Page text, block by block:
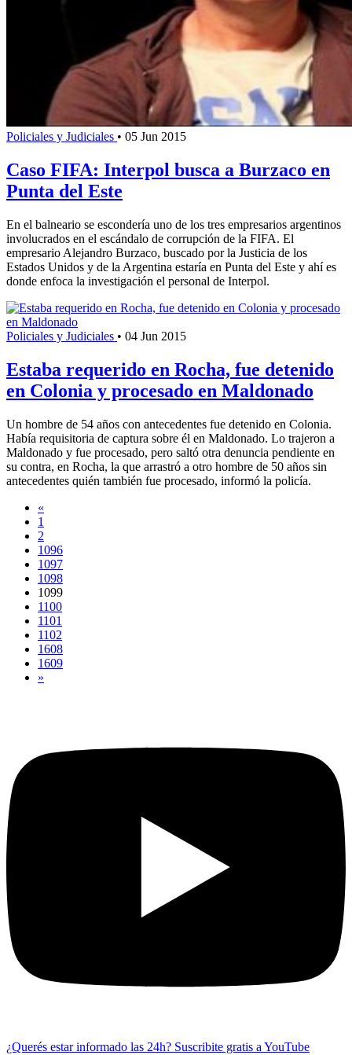
Policiales y Judiciales • 05 Jun 2015
Caso FIFA: Interpol busca a Burzaco en
Punta del Este
En el balneario se escondería uno de los tres empresarios argentinos
involucrados en el escándalo de corrupción de la FIFA. El
empresario Alejandro Burzaco, buscado por la Justicia de los
Estados Unidos y de la Argentina estaría en Punta del Este y ahí es
donde enfoca la investigación el personal de Interpol.
Policiales y Judiciales • 04 Jun 2015
Estaba requerido en Rocha, fue detenido
en Colonia y procesado en Maldonado
Un hombre de 54 años con antecedentes fue detenido en Colonia.
Había requisitoria de captura sobre él en Maldonado. Lo trajeron a
Maldonado y fue procesado, pero saltó otra denuncia pendiente en
su contra, en Rocha, la que arrastró a otro hombre de 50 años sin
antecedentes quién también fue procesado, informó la policía.
«
1
2
1096
1097
1098
1099
1100
1101
1102
1608
1609
»
¿Querés estar informado las 24h? Suscribite gratis a YouTube